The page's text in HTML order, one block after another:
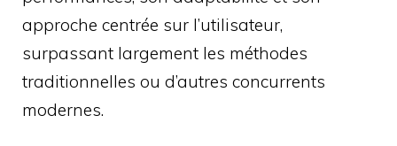
approche centrée sur l’utilisateur,
surpassant largement les méthodes
traditionnelles ou d’autres concurrents
modernes.